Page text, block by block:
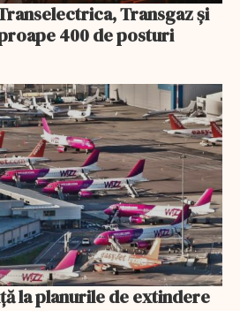
Transgaz și
400 de posturi
la planurile de extindere